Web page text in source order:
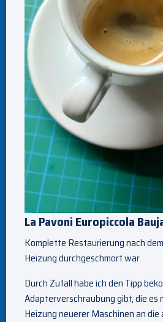
La Pavoni Europiccola
Komplette Restaurierung nach
Heizung durchgeschmort war.
Durch Zufall habe ich den Tipp
Adapterverschraubung gibt, die es
Heizung neuerer Maschinen an